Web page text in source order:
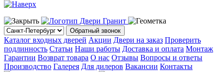
Обратный звонок
Каталог входных дверей Акции Двери на заказ Проверить
подлинность Статьи Наши работы Доставка и оплата Монтаж
Гарантии Возврат товара О нас Отзывы Вопросы и ответы
Производство Галерея Для дилеров Вакансии Контакты